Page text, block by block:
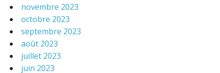
novembre 2023
octobre 2023
septembre 2023
août 2023
juillet 2023
juin 2023